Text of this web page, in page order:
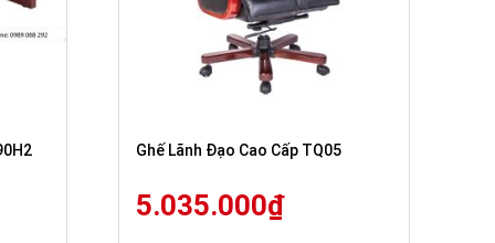
Ghế Lãnh Đạo Cao Cấp TQ05
5.035.000₫